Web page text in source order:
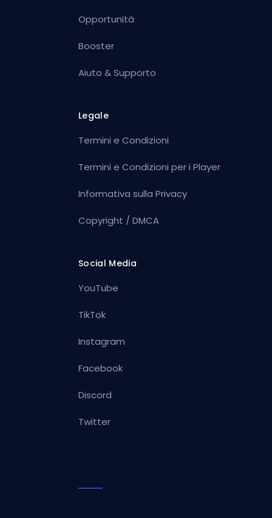
Opportunità
Booster
Aiuto & Supporto
Legale
Termini e Condizioni
Termini e Condizioni per i Player
Informativa sulla Privacy
Copyright / DMCA
Social Media
YouTube
TikTok
Instagram
Facebook
Discord
Twitter